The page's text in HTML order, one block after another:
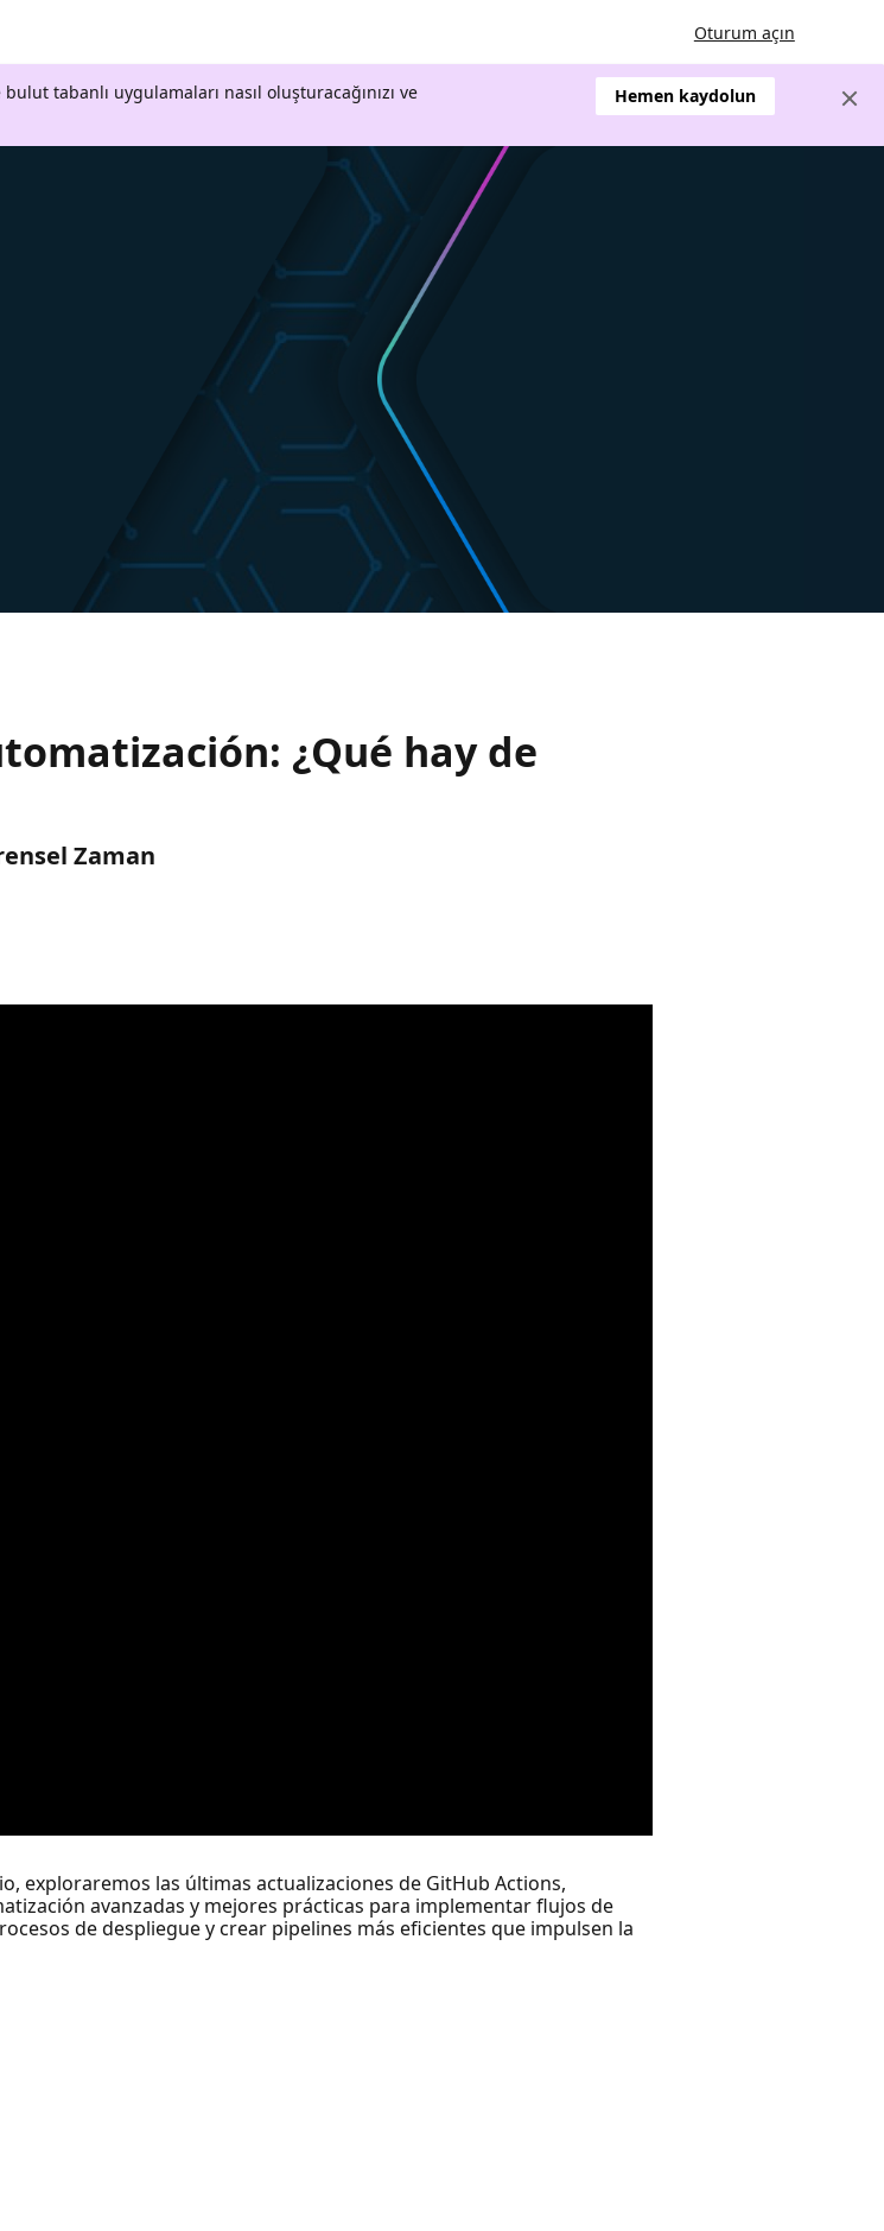
Oturum açın
bulut tabanlı uygulamaları nasıl oluşturacağınızı ve
Hemen kaydolun
¿Qué hay de
Zaman
exploraremos las últimas actualizaciones de GitHub Actions,
avanzadas y mejores prácticas para implementar flujos de
de despliegue y crear pipelines más eficientes que impulsen la